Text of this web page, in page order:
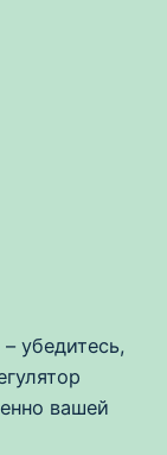
– убедитесь,
вашей